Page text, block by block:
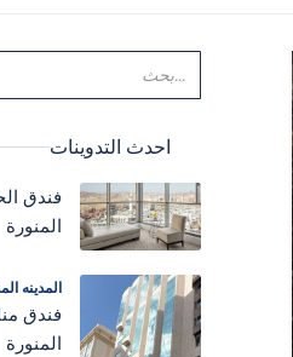
احدث التدوينات
فندق
المنورة
المدينه
فندق
المنورة